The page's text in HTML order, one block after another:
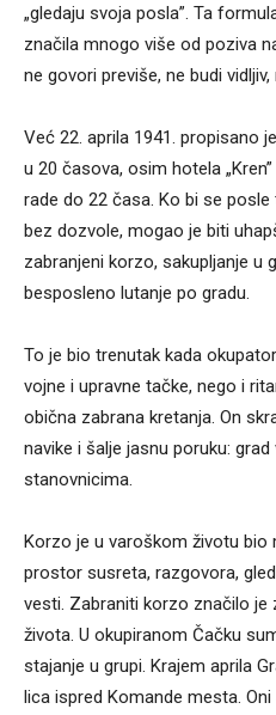
„gledaju svoja posla”. Ta
značila mnogo više od poziva
ne govori previše, ne budi
Već 22. aprila 1941. propisano
u 20 časova, osim hotela
rade do 22 časa. Ko bi se
bez dozvole, mogao je biti
zabranjeni korzo, sakupljanje u
besposleno lutanje po gradu.
To je bio trenutak kada
vojne i upravne tačke, nego i
obična zabrana kretanja. On
navike i šalje jasnu poruku:
stanovnicima.
Korzo je u varoškom životu bio
prostor susreta, razgovora,
vesti. Zabraniti korzo značilo je
života. U okupiranom Čačku
stajanje u grupi. Krajem aprila
lica ispred Komande mesta.